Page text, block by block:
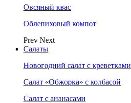
Овсяный квас
Облепиховый компот
Prev Next
Салаты
Новогодний салат с креветками
Салат «Обжорка» с колбасой
Салат с ананасами